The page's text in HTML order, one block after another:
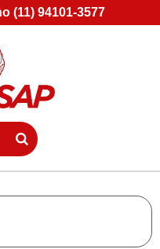
(11) 94101-3577